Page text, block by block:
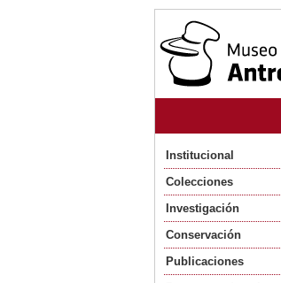
Institucional
Colecciones
Investigación
Conservación
Publicaciones